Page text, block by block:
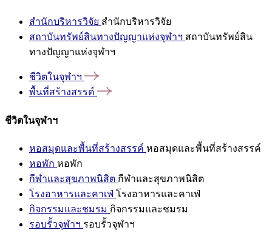
สำนักบริหารวิจัย สำนักบริหารวิจัย
สถาบันทรัพย์สินทางปัญญาแห่งจุฬาฯ สถาบันทรัพย์สิน
ทางปัญญาแห่งจุฬาฯ
ชีวิตในจุฬาฯ
พื้นที่สร้างสรรค์
ชีวิตในจุฬาฯ
หอสมุดและพื้นที่สร้างสรรค์ หอสมุดและพื้นที่สร้างสรรค์
หอพัก หอพัก
กีฬาและสุขภาพนิสิต กีฬาและสุขภาพนิสิต
โรงอาหารและคาเฟ่ โรงอาหารและคาเฟ่
กิจกรรมและชมรม กิจกรรมและชมรม
รอบรั้วจุฬาฯ รอบรั้วจุฬาฯ